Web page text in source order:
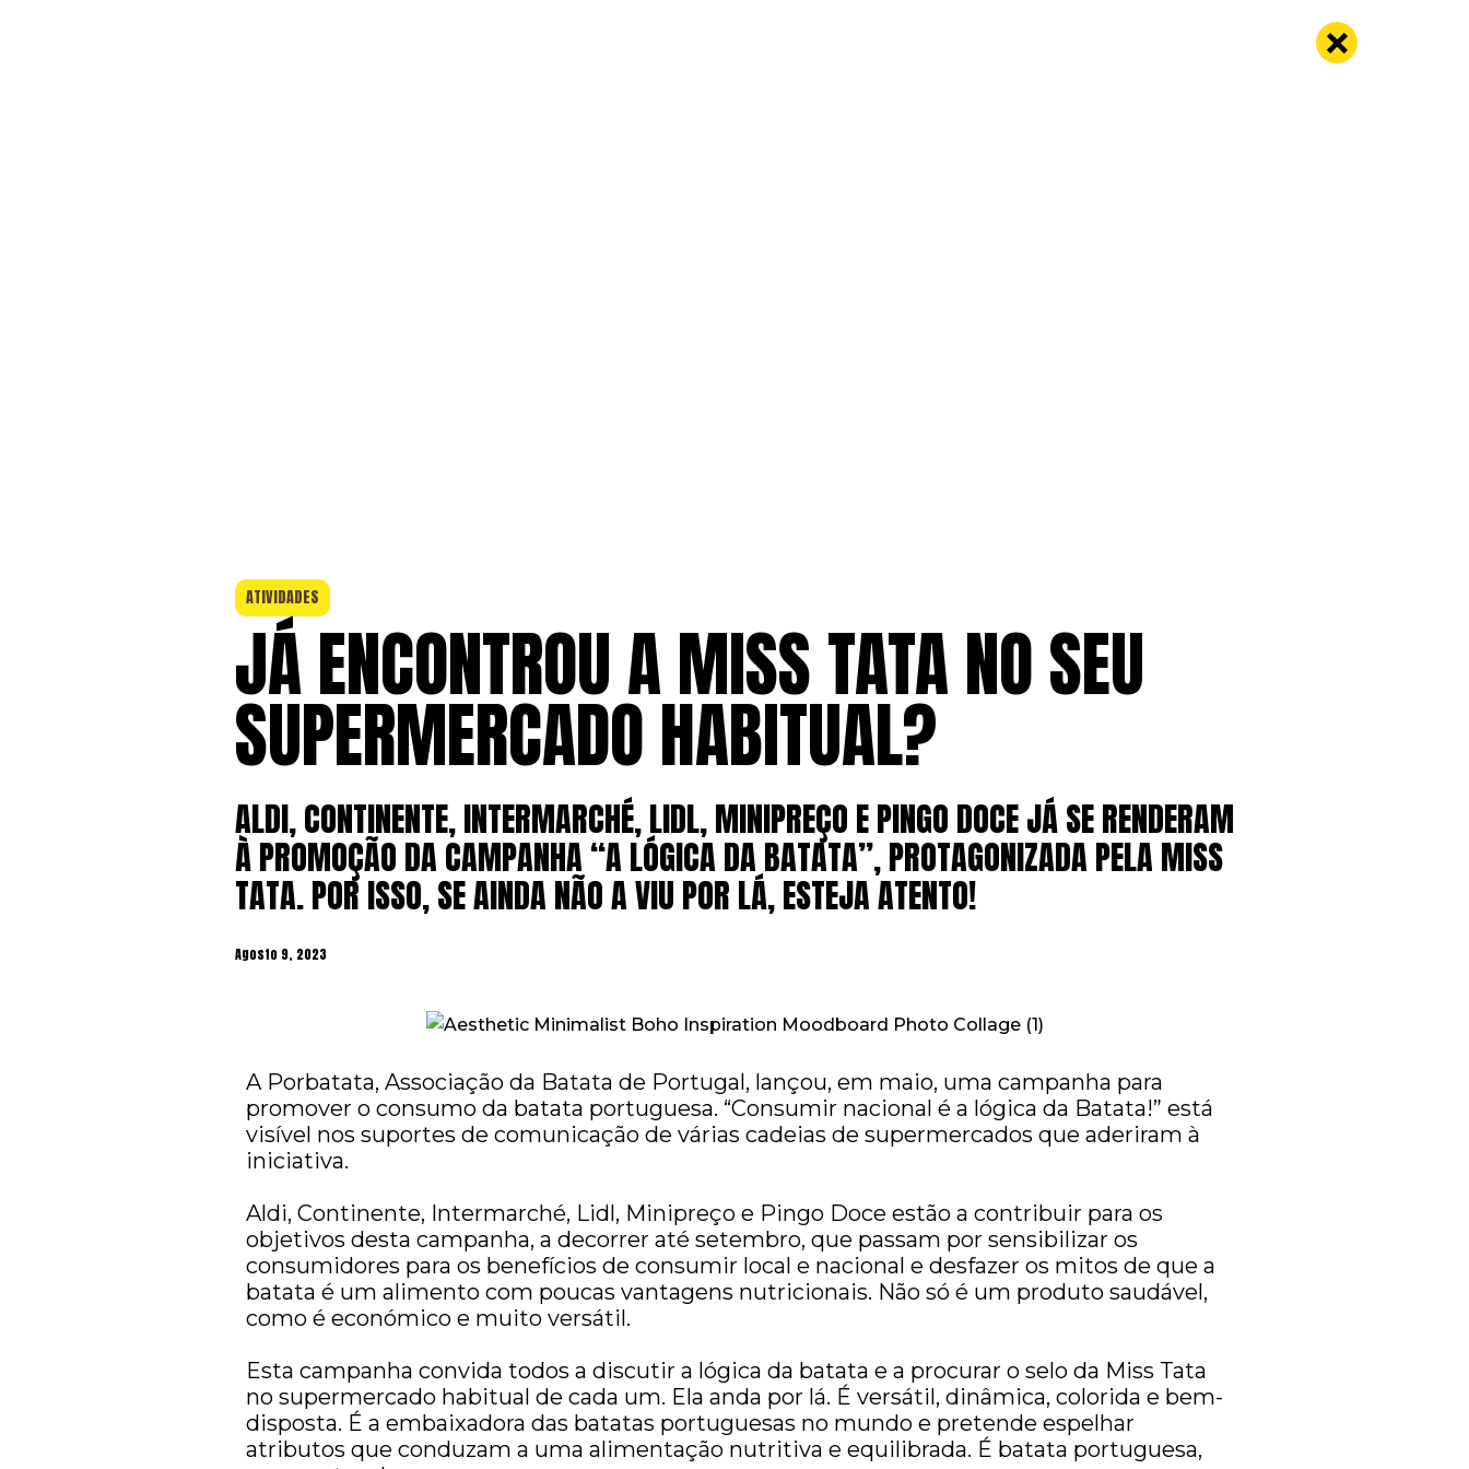
ATIVIDADES
JÁ ENCONTROU A MISS TATA NO SEU
SUPERMERCADO HABITUAL?
ALDI, CONTINENTE, INTERMARCHÉ, LIDL, MINIPREÇO E PINGO DOCE JÁ SE RENDERAM
À PROMOÇÃO DA CAMPANHA “A LÓGICA DA BATATA”, PROTAGONIZADA PELA MISS
TATA. POR ISSO, SE AINDA NÃO A VIU POR LÁ, ESTEJA ATENTO!
Agosto 9, 2023
A Porbatata, Associação da Batata de Portugal, lançou, em maio, uma campanha para
promover o consumo da batata portuguesa. “Consumir nacional é a lógica da Batata!” está
visível nos suportes de comunicação de várias cadeias de supermercados que aderiram à
iniciativa.
Aldi, Continente, Intermarché, Lidl, Minipreço e Pingo Doce estão a contribuir para os
objetivos desta campanha, a decorrer até setembro, que passam por sensibilizar os
consumidores para os benefícios de consumir local e nacional e desfazer os mitos de que a
batata é um alimento com poucas vantagens nutricionais. Não só é um produto saudável,
como é económico e muito versátil.
Esta campanha convida todos a discutir a lógica da batata e a procurar o selo da Miss Tata
no supermercado habitual de cada um. Ela anda por lá. É versátil, dinâmica, colorida e bem-
disposta. É a embaixadora das batatas portuguesas no mundo e pretende espelhar
atributos que conduzam a uma alimentação nutritiva e equilibrada. É batata portuguesa,